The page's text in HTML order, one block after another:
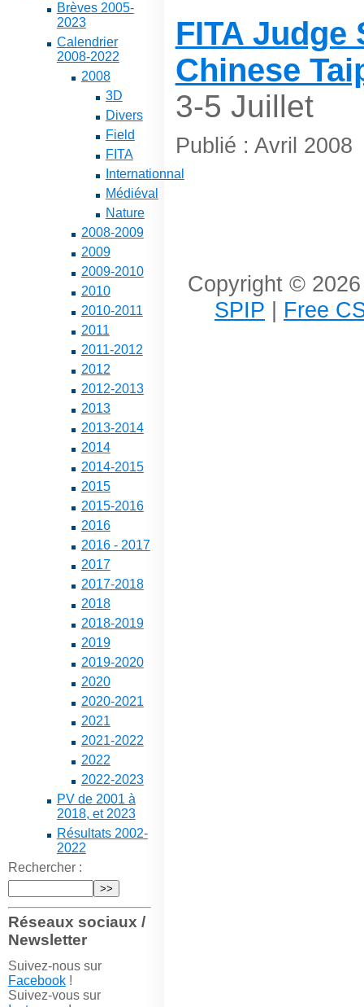
Brèves 2005-
2023
Calendrier
2008-2022
2008
3D
Divers
Field
FITA
Internationnal
Médiéval
Nature
2008-2009
2009
2009-2010
2010
2010-2011
2011
2011-2012
2012
2012-2013
2013
2013-2014
2014
2014-2015
2015
2015-2016
2016
2016 - 2017
2017
2017-2018
2018
2018-2019
2019
2019-2020
2020
2020-2021
2021
2021-2022
2022
2022-2023
PV de 2001 à
2018, et 2023
Résultats 2002-
2022
Rechercher :
Réseaux sociaux /
Newsletter
Suivez-nous sur
Facebook!
Suivez-vous sur
FITA Judge
Chinese
3-5 Juillet
Publié : Avril 2008
Copyright ©
SPIP | Free